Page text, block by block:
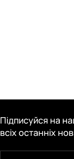
Підписуйся на
всіх останніх